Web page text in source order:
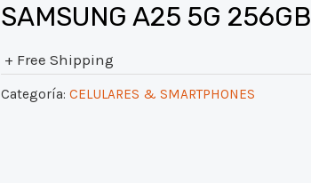
SAMSUNG A25 5G
+ Free Shipping
Categoría: CELULARES & SMARTPHONES